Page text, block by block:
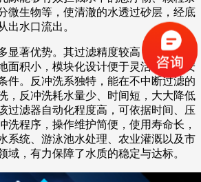
微生物等，使清澈的水透过砂层，经底
出水口流出。
显著优势。其过滤精度较高，能满足多
面积小，模块化设计便于灵活组合与安
件。反冲洗系独特，能在不中断过滤的
，反冲洗耗水量少、时间短，大大降低
过滤器自动化程度高，可依据时间、压
洗程序，操作维护简便，使用寿命长，
系统、游泳池水处理、农业灌溉以及市
域，有力保障了水质的稳定与达标。